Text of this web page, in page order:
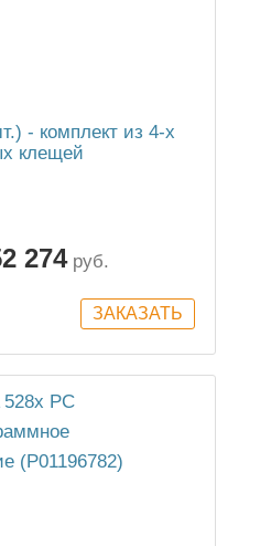
- комплект из 4-х
клещей
274 руб.